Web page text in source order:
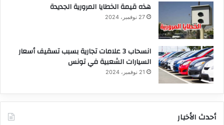
هذه قيمة الخطايا المرورية الجديدة
27 نوفمبر، 2024
انسحاب 3 علامات تجارية بسبب تسقيف أسعار
السيارات الشعبية في تونس
21 نوفمبر، 2024
أحدث الأخبار